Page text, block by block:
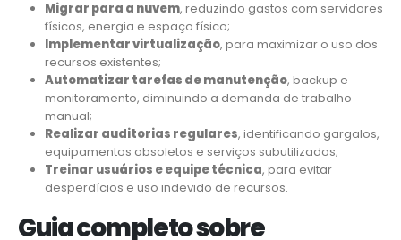
Migrar para a nuvem, reduzindo gastos com servidores
físicos, energia e espaço físico;
Implementar virtualização, para maximizar o uso dos
recursos existentes;
Automatizar tarefas de manutenção, backup e
monitoramento, diminuindo a demanda de trabalho
manual;
Realizar auditorias regulares, identificando gargalos,
equipamentos obsoletos e serviços subutilizados;
Treinar usuários e equipe técnica, para evitar
desperdícios e uso indevido de recursos.
Guia completo sobre